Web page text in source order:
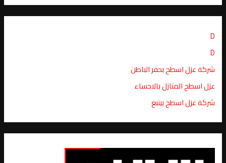
D
D
شركة عزل اسطح بحفر الباطن
عزل اسطح المنازل بالاحساء
شركة عزل اسطح بينبع